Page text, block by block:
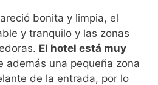
bonita y limpia, el
y tranquilo y las zonas
El hotel está muy
además una pequeña zona
de la entrada, por lo